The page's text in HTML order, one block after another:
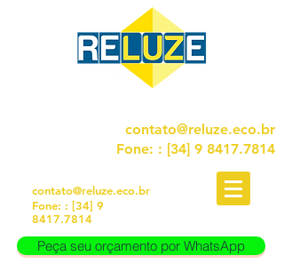
contato@reluze.eco.br
Fone: : [34] 9 8417.7814
contato@reluze.eco.br
Fone: : [34] 9
8417.7814
Peça seu orçamento por WhatsApp